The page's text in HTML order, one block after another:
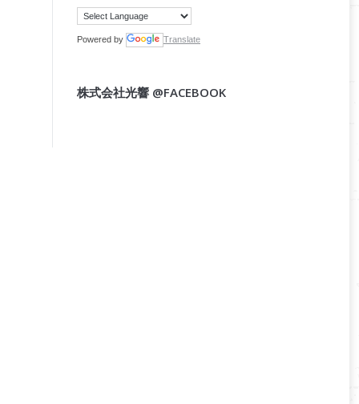
Powered by Translate
株式会社光響 @FACEBOOK